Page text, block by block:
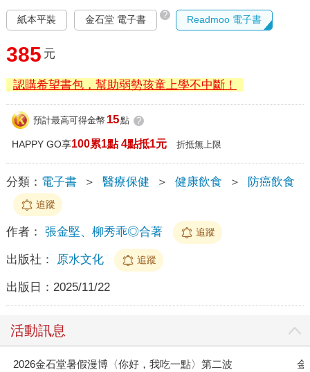
紙本平裝 金石堂 電子書 ? Readmoo 電子書
385 元
認購希望書包，幫助弱勢孩童上學不中斷！
預計最高可得金幣 15點 ?
HAPPY GO享100累1點 4點抵1元 折抵無上限
分類： 電子書 ＞ 醫療保健 ＞ 健康飲食 ＞ 防癌飲食
追蹤
作者： 張金堅、柳秀乖◎合著 追蹤
出版社： 原水文化 追蹤
出版日： 2025/11/22
活動訊息
2026金石堂暑假漫博〈你好，我吃一點〉第二波 金